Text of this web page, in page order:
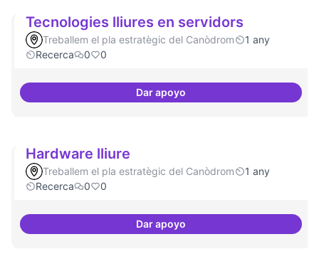
Tecnologies lliures en servidors
Treballem el pla estratègic del Canòdrom
1 any
Recerca
0 0
Dar apoyoTecnologies lliures en servidors
Hardware lliure
Treballem el pla estratègic del Canòdrom
1 any
Recerca
0 0
Dar apoyoHardware lliure